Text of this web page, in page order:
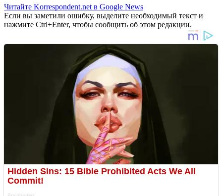
Читайте Korrespondent.net в Google News
Если вы заметили ошибку, выделите необходимый текст и
нажмите Ctrl+Enter, чтобы сообщить об этом редакции.